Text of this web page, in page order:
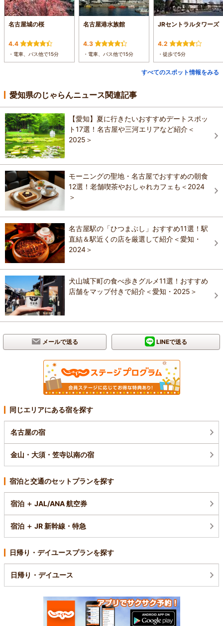
名古屋城の桜
4.4
・電車、バス他で15分
名古屋港水族館
4.3
・電車、バス他で15分
JRセントラルタワーズ
4.2
・徒歩で5分
すべてのスポット情報をみる
愛知県のじゃらんニュース関連記事
【愛知】夏に行きたいおすすめデートスポッ
ト17選！名古屋や三河エリアなど紹介＜
2025＞
モーニングの聖地・名古屋でおすすめの朝食
12選！老舗喫茶やおしゃれカフェも＜2024
＞
名古屋駅の「ひつまぶし」おすすめ11選！駅
直結＆駅近くの店を厳選して紹介＜愛知・
2024＞
犬山城下町の食べ歩きグルメ11選！おすすめ
店舗をマップ付きで紹介＜愛知・2025＞
メールで送る LINEで送る
同じエリアにある宿を探す
名古屋の宿
金山・大須・笠寺以南の宿
宿泊と交通のセットプランを探す
宿泊 ＋ JAL/ANA 航空券
宿泊 ＋ JR 新幹線・特急
日帰り・デイユースプランを探す
日帰り・デイユース